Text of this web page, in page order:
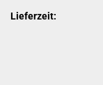
Lieferzeit: